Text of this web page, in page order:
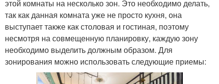
этой комнаты на несколько зон. Это необходимо делать,
так как данная комната уже не просто кухня, она
выступает также как столовая и гостиная, поэтому
несмотря на совмещенную планировку, каждую зону
необходимо выделить должным образом. Для
зонирования можно использовать следующие приемы: